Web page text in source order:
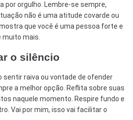
por orgulho. Lembre-se sempre,
não é uma atitude covarde ou
que você é uma pessoa forte e
muito mais.
o silêncio
sentir raiva ou vontade de ofender
a melhor opção. Reflita sobre suas
naquele momento. Respire fundo e
Vai por mim, isso vai facilitar o